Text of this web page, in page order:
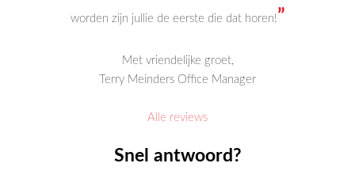
worden zijn jullie de eerste die dat horen! ”
Met vriendelijke groet,
Terry Meinders Office Manager
Alle reviews
Snel antwoord?